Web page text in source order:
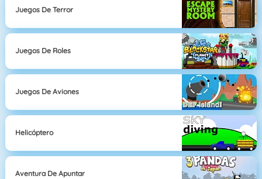
Juegos De Terror
Juegos De Roles
Juegos De Aviones
Helicóptero
Aventura De Apuntar